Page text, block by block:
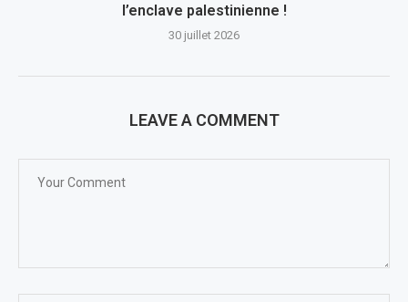
l’enclave palestinienne !
30 juillet 2026
LEAVE A COMMENT